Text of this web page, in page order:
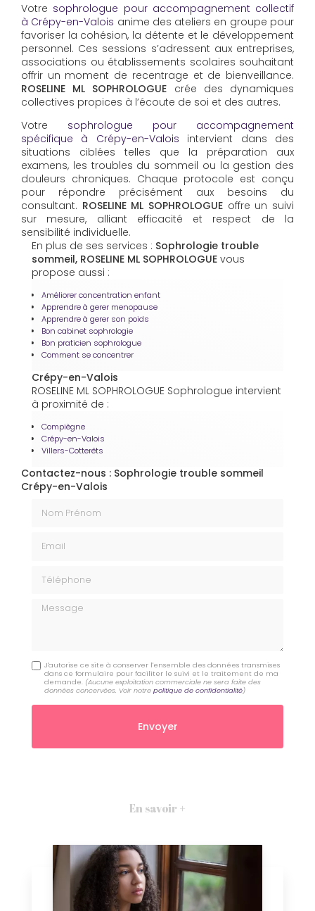
Votre sophrologue pour accompagnement collectif
à Crépy-en-Valois anime des ateliers en groupe pour
favoriser la cohésion, la détente et le développement
personnel. Ces sessions s’adressent aux entreprises,
associations ou établissements scolaires souhaitant
offrir un moment de recentrage et de bienveillance.
ROSELINE ML SOPHROLOGUE crée des dynamiques
collectives propices à l’écoute de soi et des autres.
Votre sophrologue pour accompagnement
spécifique à Crépy-en-Valois intervient dans des
situations ciblées telles que la préparation aux
examens, les troubles du sommeil ou la gestion des
douleurs chroniques. Chaque protocole est conçu
pour répondre précisément aux besoins du
consultant. ROSELINE ML SOPHROLOGUE offre un suivi
sur mesure, alliant efficacité et respect de la
sensibilité individuelle.
En plus de ses services : Sophrologie trouble
sommeil, ROSELINE ML SOPHROLOGUE vous
propose aussi :
Améliorer concentration enfant
Apprendre à gerer menopause
Apprendre à gerer son poids
Bon cabinet sophrologie
Bon praticien sophrologue
Comment se concentrer
Crépy-en-Valois
ROSELINE ML SOPHROLOGUE Sophrologue intervient
à proximité de :
Compiègne
Crépy-en-Valois
Villers-Cotterêts
Contactez-nous : Sophrologie trouble sommeil
Crépy-en-Valois
Message
J'autorise ce site à conserver l'ensemble des données transmises
dans ce formulaire pour faciliter le suivi et le traitement de ma
demande. (Aucune exploitation commerciale ne sera faite des
données concervées. Voir notrepolitique de confidentialité)
En savoir +